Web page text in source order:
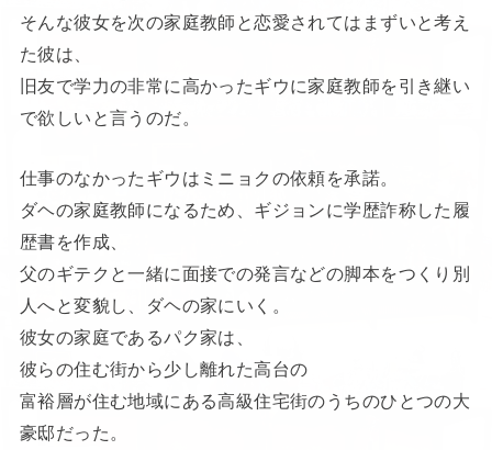
そんな彼女を次の家庭教師と恋愛されてはまずいと考え
た彼は、
旧友で学力の非常に高かったギウに家庭教師を引き継い
で欲しいと言うのだ。
仕事のなかったギウはミニョクの依頼を承諾。
ダヘの家庭教師になるため、ギジョンに学歴詐称した履
歴書を作成、
父のギテクと一緒に面接での発言などの脚本をつくり別
人へと変貌し、ダヘの家にいく。
彼女の家庭であるパク家は、
彼らの住む街から少し離れた高台の
富裕層が住む地域にある高級住宅街のうちのひとつの大
豪邸だった。